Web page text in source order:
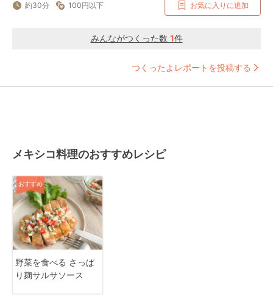
約30分 100円以下 お気に入りに追加
みんながつくった数 1件
つくったよレポートを投稿する
メキシコ料理のおすすめレシピ
おすすめ
野菜を食べる さっぱ
り麹サルサソース